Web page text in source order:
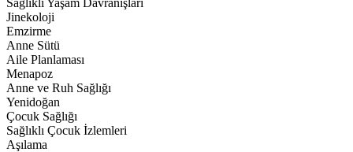
Jinekoloji
Emzirme
Anne Sütü
Aile Planlaması
Menapoz
Anne ve Ruh Sağlığı
Yenidoğan
Çocuk Sağlığı
Sağlıklı Çocuk İzlemleri
Aşılama